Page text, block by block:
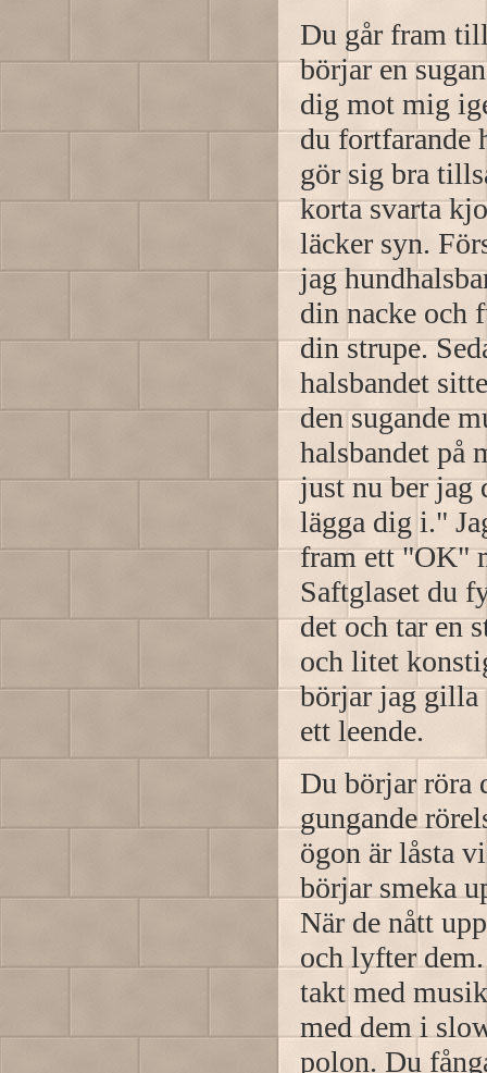
Du går fram
börjar en
dig mot mig
du fortfarande
gör sig bra
korta svarta
läcker syn.
jag
din nacke och
din strupe.
halsbandet
den sugande
halsbandet på
just nu ber jag
lägga dig i."
fram ett "OK"
Saftglaset du
det och tar en
och litet
börjar jag gilla
ett leende.
Du börjar röra
gungande
ögon är låsta
börjar smeka
När de nått
och lyfter
takt med
med dem i
polon. Du